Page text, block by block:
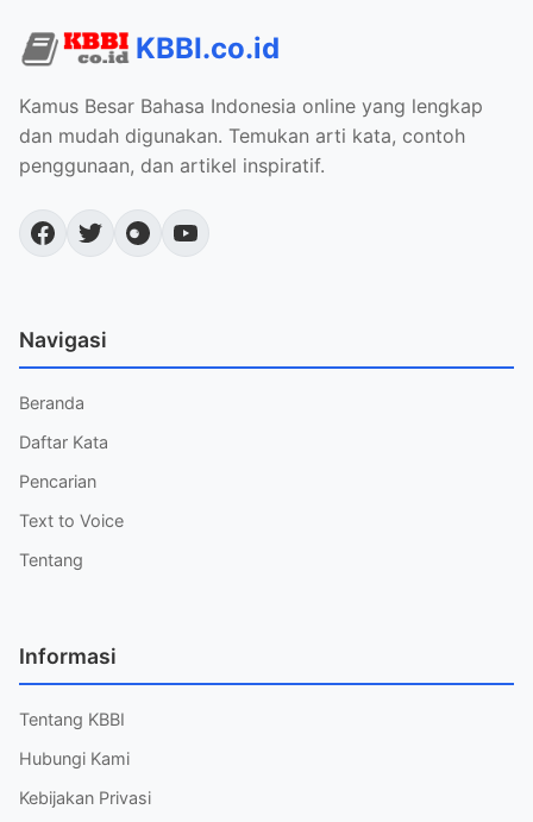
KBBI.co.id
Kamus Besar Bahasa Indonesia online yang lengkap
dan mudah digunakan. Temukan arti kata, contoh
penggunaan, dan artikel inspiratif.
Navigasi
Beranda
Daftar Kata
Pencarian
Text to Voice
Tentang
Informasi
Tentang KBBI
Hubungi Kami
Kebijakan Privasi